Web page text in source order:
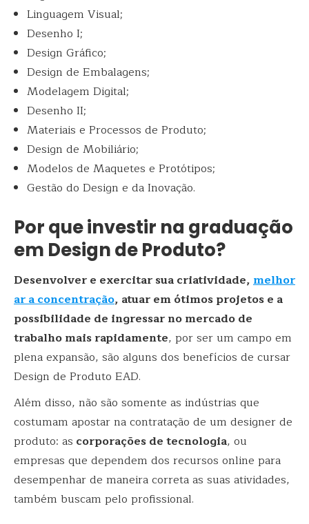
Linguagem Visual;
Desenho I;
Design Gráfico;
Design de Embalagens;
Modelagem Digital;
Desenho II;
Materiais e Processos de Produto;
Design de Mobiliário;
Modelos de Maquetes e Protótipos;
Gestão do Design e da Inovação.
Por que investir na graduação
em Design de Produto?
Desenvolver e exercitar sua criatividade,melhor
ar a concentração, atuar em ótimos projetos e a
possibilidade de ingressar no mercado de
trabalho mais rapidamente, por ser um campo em
plena expansão, são alguns dos benefícios de cursar
Design de Produto EAD.
Além disso, não são somente as indústrias que
costumam apostar na contratação de um designer de
produto: as corporações de tecnologia, ou
empresas que dependem dos recursos online para
desempenhar de maneira correta as suas atividades,
também buscam pelo profissional.